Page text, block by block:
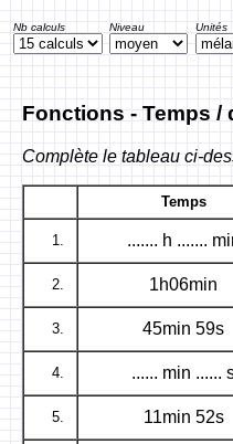
Nb calculs Niveau Unités
Fonctions - Temps /
Complète le tableau ci-
Temps
1. ....... h .......
2. 1h06min
3. 45min 59s
4. ...... min ......
5. 11min 52s